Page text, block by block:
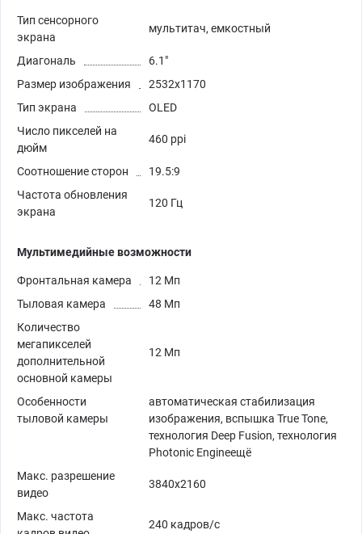
Тип сенсорного
экрана
мультитач, емкостный
Диагональ
6.1"
Размер изображения
2532x1170
Тип экрана
OLED
Число пикселей на
дюйм
460 ppi
Соотношение сторон
19.5:9
Частота обновления
экрана
120 Гц
Мультимедийные возможности
Фронтальная камера
12 Мп
Тыловая камера
48 Мп
Количество
мегапикселей
дополнительной
основной камеры
12 Мп
Особенности
тыловой камеры
автоматическая стабилизация
изображения, вспышка True Tone,
технология Deep Fusion, технология
Photonic Engineещё
Макс. разрешение
видео
3840x2160
Макс. частота
240 кадров/с